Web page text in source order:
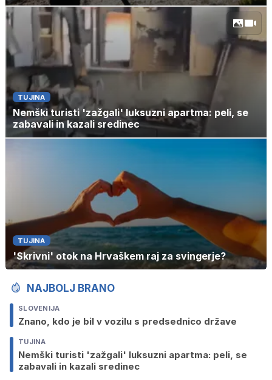
TUJINA
Nemški turisti 'zažgali' luksuzni apartma: peli, se
zabavali in kazali sredinec
TUJINA
'Skrivni' otok na Hrvaškem raj za svingerje?
NAJBOLJ BRANO
SLOVENIJA
Znano, kdo je bil v vozilu s predsednico države
TUJINA
Nemški turisti 'zažgali' luksuzni apartma: peli, se
zabavali in kazali sredinec